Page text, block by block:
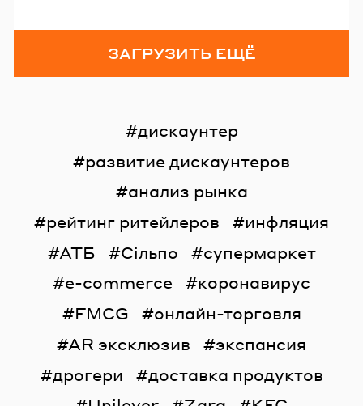
ЗАГРУЗИТЬ ЕЩЁ
дискаунтер
развитие дискаунтеров
анализ рынка
рейтинг ритейлеров
инфляция
АТБ
Сільпо
супермаркет
e-commerce
коронавирус
FMCG
онлайн-торговля
AR эксклюзив
экспансия
дрогери
доставка продуктов